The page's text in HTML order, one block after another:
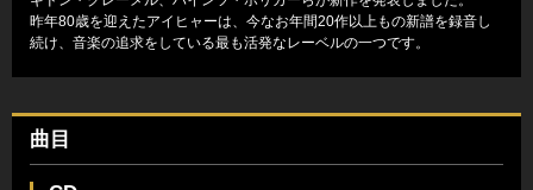
昨年80歳を迎えたアイヒャーは、今なお年間20作以上もの新譜を録音し
続け、音楽の追求をしている最も活発なレーベルの一つです。
曲目